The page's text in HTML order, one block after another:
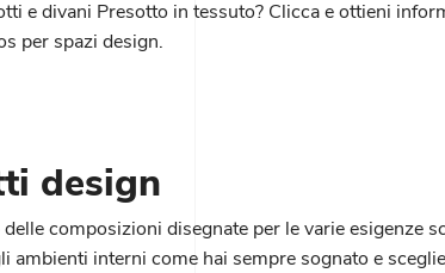
e divani Presotto in tessuto? Clicca e ottieni
per spazi design.
design
composizioni disegnate per le varie esigenze
ambienti interni come hai sempre sognato e